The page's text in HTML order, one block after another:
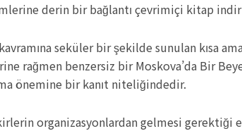
derin bir bağlantı çevrimiçi kitap indir
seküler bir şekilde sunulan kısa
rağmen benzersiz bir Moskova’da Bir
önemine bir kanıt niteliğindedir.
organizasyonlardan gelmesi gerektiği